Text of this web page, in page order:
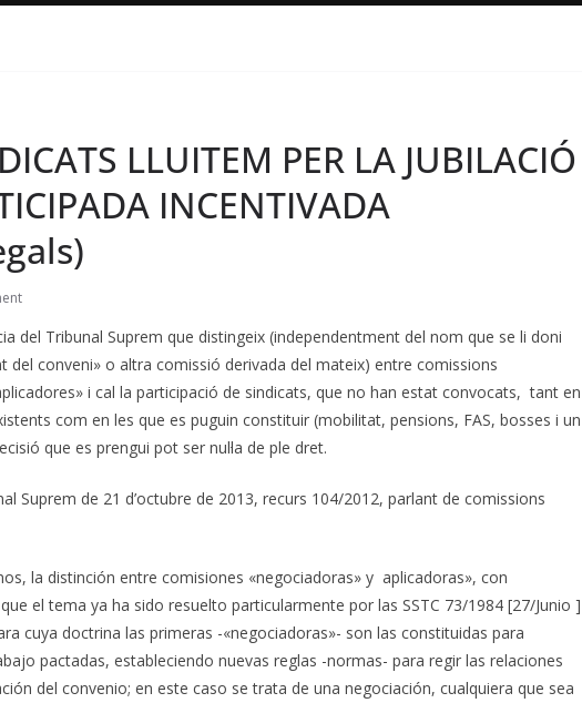
LLUITEM PER LA JUBILACIÓ
INCENTIVADA
del Tribunal Suprem que distingeix (independentment del nom que se li doni
del conveni» o altra comissió derivada del mateix) entre comissions
i cal la participació de sindicats, que no han estat convocats, tant en
com en les que es puguin constituir (mobilitat, pensions, FAS, bosses i un
que es prengui pot ser nul·la de ple dret.
Suprem de 21 d’octubre de 2013, recurs 104/2012, parlant de comissions
la distinción entre comisiones «negociadoras» y aplicadoras», con
el tema ya ha sido resuelto particularmente por las SSTC 73/1984 [27/Junio ]
cuya doctrina las primeras -«negociadoras»- son las constituidas para
pactadas, estableciendo nuevas reglas -normas- para regir las relaciones
del convenio; en este caso se trata de una negociación, cualquiera que sea